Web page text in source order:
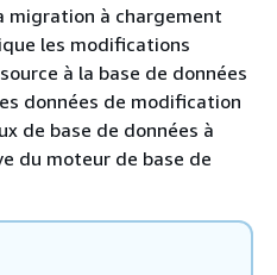
migration à chargement
les modifications
à la base de données
données de modification
de base de données à
du moteur de base de